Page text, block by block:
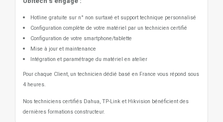
Hotline gratuite sur n° non surtaxé et support technique personnalisé
Configuration complète de votre matériel par un technicien certifié
Configuration de votre smartphone/tablette
Mise à jour et maintenance
Intégration et paramétrage du matériel en atelier
Pour chaque Client, un technicien dédié basé en France vous répond sous
4 heures.
Nos techniciens certifiés Dahua, TP-Link et Hikvision bénéficient des
dernières formations constructeur.